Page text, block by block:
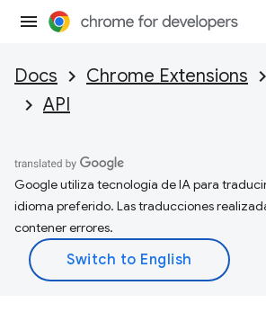
Docs Chrome Extensions
API
Google utiliza tecnología de IA para
idioma preferido. Las traducciones
contener errores.